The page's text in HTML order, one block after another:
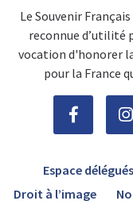
Le Souvenir
reconnue d’utilité
vocation d'honorer
pour la France
Espace délégués
Droit à l’image